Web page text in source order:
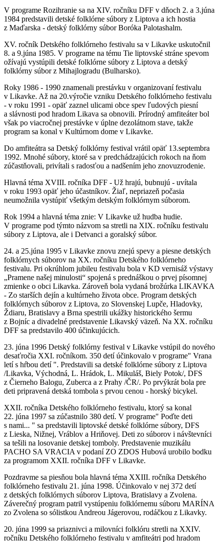
V programe Rozihranie sa na XIV. ročníku DFF v dňoch 2. a 3.júna
1984 predstavili detské folklórne súbory z Liptova a ich hostia
z Maďarska - detský folklórny súbor Boróka Palotashalm.
XV. ročník Detského folklórneho festivalu sa v Likavke uskutočnil
8. a 9.júna 1985. V programe na tému Tie liptovské stráne spevom
ožívajú vystúpili detské folklórne súbory z Liptova a detský
folklórny súbor z Mihajlogradu (Bulharsko).
Roky 1986 - 1990 znamenali prestávku v organizovaní festivalu
v Likavke. Až na 20.výročie vzniku Detského folklórneho festivalu
- v roku 1991 - opäť zaznel ulicami obce spev ľudových piesní
a slávnosti pod hradom Likava sa obnovili. Prírodný amfiteáter bol
však po viacročnej prestávke v úplne dezolátnom stave, takže
program sa konal v Kultúrnom dome v Likavke.
Do amfiteátra sa Detský folklórny festival vrátil opäť 13.septembra
1992. Mnohé súbory, ktoré sa v predchádzajúcich rokoch na ňom
zúčastňovali, privítali s radosťou a nadšením jeho znovuzrodenie.
Hlavná téma XVIII. ročníka DFF - Už hrajú, bubnujú - uvítala
v roku 1993 opäť jeho účastníkov. Žiaľ, nepriazeň počasia
neumožnila vystúpiť všetkým detským folklórnym súborom.
Rok 1994 a hlavná téma znie: V Likavke už hudba hudie.
V programe pod týmto názvom sa stretli na XIX. ročníku festivalu
súbory z Liptova, ale i Detvanci a goralský súbor.
24. a 25.júna 1995 v Likavke znovu znejú spevy a piesne detských
folklórnych súborov na XX. ročníku Detského folklórneho
festivalu. Pri okrúhlom jubileu festivalu bola v KD vernisáž výstavy
„Pramene našej minulosti“ spojená s prednáškou o prvej písomnej
zmienke o obci Likavka. Zároveň bola vydaná brožúrka LIKAVKA
- Zo starších dejín a kultúrneho života obce. Program detských
folklórnych súborov z Liptova, zo Slovenskej Lupče, Hladovky,
Ždiaru, Bratislavy a Brna spestrili ukážky historického šermu
z Bojníc a divadelné predstavenie Likavský väzeň. Na XX. ročníku
DFF sa predstavilo 400 účinkujúcich.
23. júna 1996 Detský folklórny festival v Likavke vstúpil do nového
desaťročia XXI. ročníkom. 350 detí účinkovalo v programe" Vrana
letí s hŕbou detí ". Predstavili sa detské folklórne súbory z Liptova
/Likavka, Východná, L. Hrádok, L. Mikuláš, Biely Potok/, DFS
z Čierneho Balogu, Zuberca a z Prahy /ČR/. Po prvýkrát bola pre
deti pripravená detská tombola s prvou cenou - horský bicykel.
XXII. ročníka Detského folklórneho festivalu, ktorý sa konal
22. júna 1997 sa zúčastnilo 380 detí. V programe" Poďte deti
s nami... " sa predstavili liptovské detské folklórne súbory, DFS
z Lieska, Nižnej, Vráblov a Hriňovej. Deti zo súborov i návštevníci
sa tešili na losovanie detskej tomboly. Predstavenie muzikálu
PACHO SA VRACIA v podaní ZO ZDOS Hubová urobilo bodku
za programom XXII. ročníka DFF v Likavke.
Pozdravme sa piesňou bola hlavná téma XXIII. ročníka Detského
folklórneho festivalu 21. júna 1998. Účinkovalo v nej 372 detí
z detských folklórnych súborov Liptova, Bratislavy a Zvolena.
Záverečný program patril vystúpeniu folklórnemu súboru MARÍNA
zo Zvolena so sólistkou Andreou Jágerovou, rodáčkou z Likavky.
20. júna 1999 sa priaznivci a milovníci folklóru stretli na XXIV.
ročníku Detského folklórneho festivalu v amfiteátri pod hradom